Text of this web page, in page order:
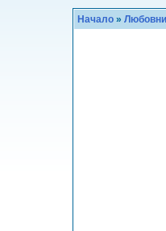
Начало » Любовни